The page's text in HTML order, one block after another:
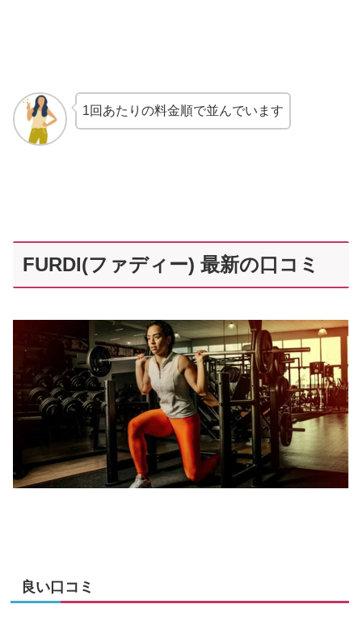
1回あたりの料金順で並んでいます
FURDI(ファディー) 最新の口コミ
良い口コミ